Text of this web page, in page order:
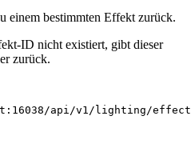
einem bestimmten Effekt zurück.
ID nicht existiert, gibt dieser
zurück.
api/v1/lighting/effects/-